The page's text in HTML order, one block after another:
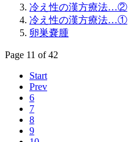
冷え性の漢方療法…②
冷え性の漢方療法…①
卵巣嚢腫
Page 11 of 42
Start
Prev
6
7
8
9